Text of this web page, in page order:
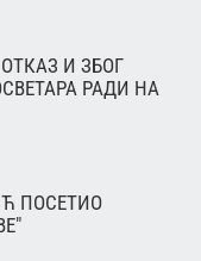
И ЗБОГ
РАДИ НА
ПОСЕТИО